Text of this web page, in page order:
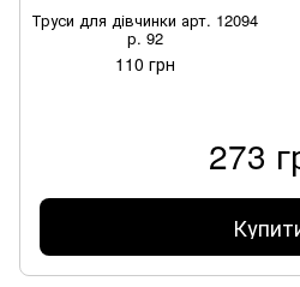
Труси для дівчинки арт. 12094
р. 92
110 грн
273